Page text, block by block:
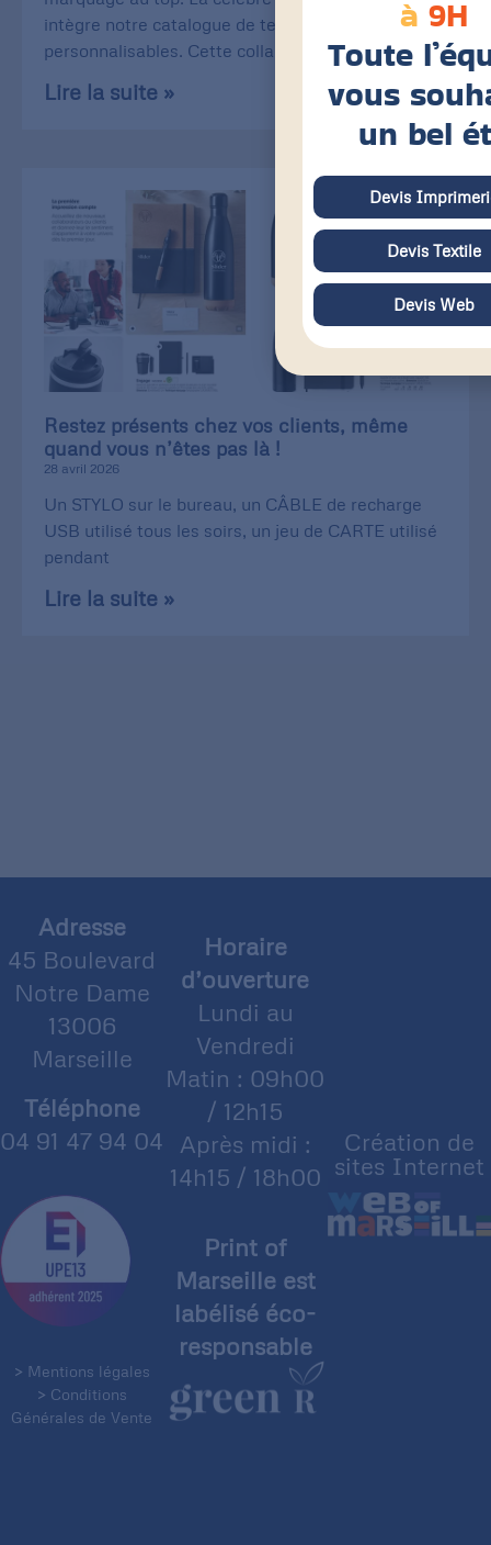
intègre notre catalogue de textiles
personnalisables. Cette collaboration
Lire la suite »
Restez présents chez vos clients, même
quand vous n’êtes pas là !
28 avril 2026
Un STYLO sur le bureau, un CÂBLE de recharge
USB utilisé tous les soirs, un jeu de CARTE utilisé
pendant
Lire la suite »
Adresse
45 Boulevard
Notre Dame
13006
Marseille
Téléphone
04 91 47 94 04
> Mentions légales
> Conditions
Générales de Vente
Horaire
d’ouverture
Lundi au
Vendredi
Matin : 09h00
/ 12h15
Après midi :
14h15 / 18h00
Print of
Marseille est
labélisé éco-
responsable
Création de
sites Internet
à 9H
Toute
vous
un bel
Devis
Devis Textile
Devis Web